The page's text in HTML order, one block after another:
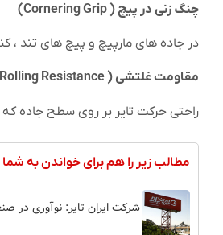
چنگ زنی در پیچ ( Cornering Grip)
در جاده های مارپیچ و پیچ های تند
مقاومت غلتشی ( Rolling Resistance )
راحتی حرکت تایر بر روی سطح جاده
مطالب زیر را هم برای خواندن به
شرکت ایران تایر: نوآوری در